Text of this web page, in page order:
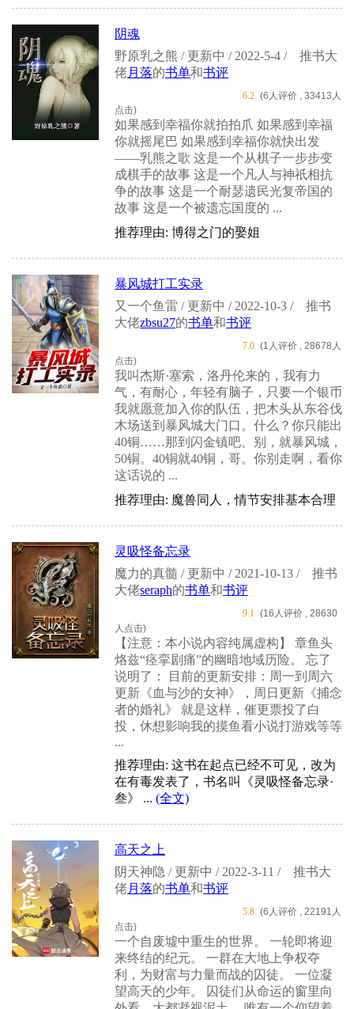
阴魂
野原乳之熊 / 更新中 / 2022-5-4 /
推书大
佬月落的书单和书评
6.2 (6人评价 , 33413人
点击)
如果感到幸福你就拍拍爪 如果感到幸福
你就摇尾巴 如果感到幸福你就快出发
——乳熊之歌 这是一个从棋子一步步变
成棋手的故事 这是一个凡人与神祇相抗
争的故事 这是一个耐瑟遗民光复帝国的
故事 这是一个被遗忘国度的 ...
推荐理由: 博得之门的娶姐
暴风城打工实录
又一个鱼雷 / 更新中 / 2022-10-3 /
推书
大佬zbsu27的书单和书评
7.0 (1人评价 , 28678人
点击)
我叫杰斯·塞索，洛丹伦来的，我有力
气，有耐心，年轻有脑子，只要一个银币
我就愿意加入你的队伍，把木头从东谷伐
木场送到暴风城大门口。什么？你只能出
40铜……那到闪金镇吧。别，就暴风城，
50铜。40铜就40铜，哥。你别走啊，看你
这话说的 ...
推荐理由: 魔兽同人，情节安排基本合理
灵吸怪备忘录
魔力的真髓 / 更新中 / 2021-10-13 /
推书
大佬seraph的书单和书评
9.1 (16人评价 , 28630
人点击)
【注意：本小说内容纯属虚构】 章鱼头
烙兹“痉挛剧痛”的幽暗地域历险。 忘了
说明了： 目前的更新安排：周一到周六
更新《血与沙的女神》，周日更新《捕念
者的婚礼》 就是这样，催更票投了白
投，休想影响我的摸鱼看小说打游戏等等
...
推荐理由: 这书在起点已经不可见，改为
在有毒发表了，书名叫《灵吸怪备忘录·
叁》 ... (全文)
高天之上
阴天神隐 / 更新中 / 2022-3-11 /
推书大
佬月落的书单和书评
5.8 (6人评价 , 22191人
点击)
一个自废墟中重生的世界。 一轮即将迎
来终结的纪元。 一群在大地上争权夺
利，为财富与力量而战的囚徒。 一位凝
望高天的少年。 囚徒们从命运的窗里向